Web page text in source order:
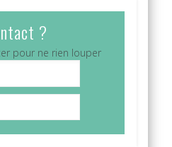
?
pour ne rien louper